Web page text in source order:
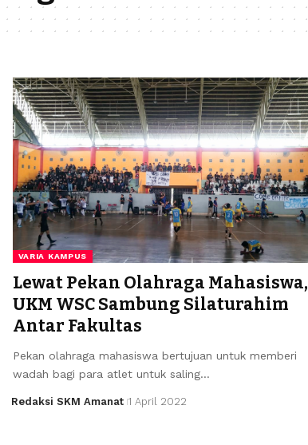
VARIA KAMPUS
Lewat Pekan Olahraga Mahasiswa,
UKM WSC Sambung Silaturahim
Antar Fakultas
Pekan olahraga mahasiswa bertujuan untuk memberi
wadah bagi para atlet untuk saling…
Redaksi SKM Amanat 1 April 2022